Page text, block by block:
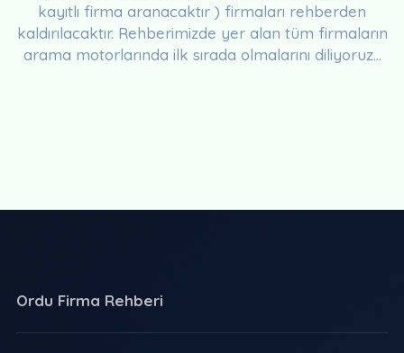
kayıtlı firma aranacaktır ) firmaları rehberden
kaldırılacaktır. Rehberimizde yer alan tüm firmaların
arama motorlarında ilk sırada olmalarını diliyoruz...
Ordu Firma Rehberi